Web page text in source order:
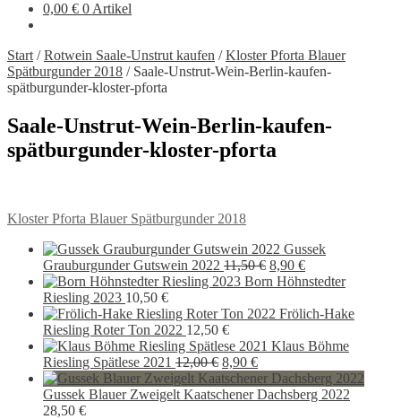
0,00 € 0 Artikel
Start /Rotwein Saale-Unstrut kaufen /Kloster Pforta Blauer
Spätburgunder 2018 / Saale-Unstrut-Wein-Berlin-kaufen-
spätburgunder-kloster-pforta
Saale-Unstrut-Wein-Berlin-kaufen-
spätburgunder-kloster-pforta
Beitragsnavigation
Vorheriger
Kloster Pforta Blauer Spätburgunder 2018
Gussek
Grauburgunder Gutswein 2022 11,50€ Ursprünglicher
Preis
11,50 €
8,90 €Aktueller
Preis
8,90 €.
Born Höhnstedter
Riesling 2023 10,50 €
Frölich-Hake
Riesling Roter Ton 2022 12,50 €
Klaus Böhme
Riesling Spätlese 2021 12,00€ Ursprünglicher
Preis
war:
8,90 €Aktueller
Preis
ist:
Gussek Blauer Zweigelt Kaatschener Dachsberg 2022
28,50 €